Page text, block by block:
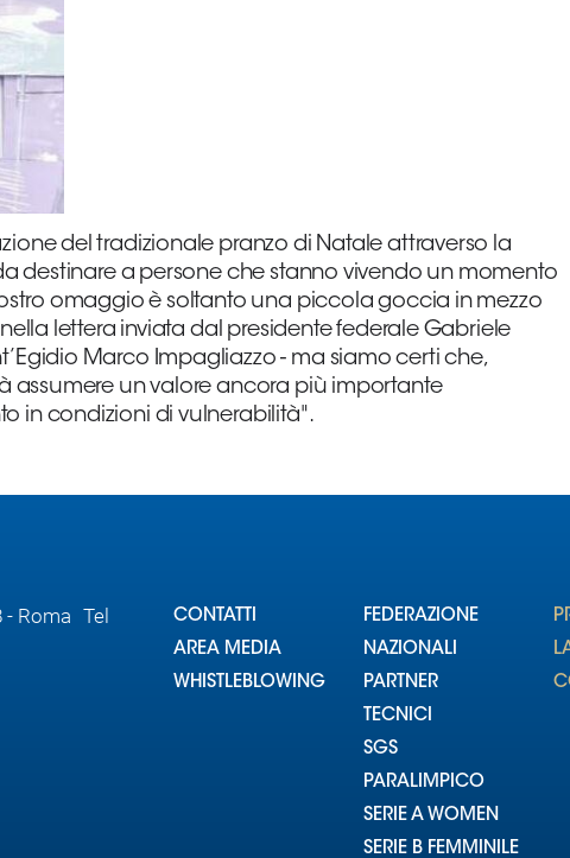
del tradizionale pranzo di Natale attraverso la
destinare a persone che stanno vivendo un momento
omaggio è soltanto una piccola goccia in mezzo
lettera inviata dal presidente federale Gabriele
Marco Impagliazzo - ma siamo certi che,
assumere un valore ancora più importante
in condizioni di vulnerabilità".
- Roma Tel
CONTATTI
AREA MEDIA
WHISTLEBLOWING
FEDERAZIONE
NAZIONALI
PARTNER
TECNICI
SGS
PARALIMPICO
SERIE A WOMEN
SERIE B FEMMINILE